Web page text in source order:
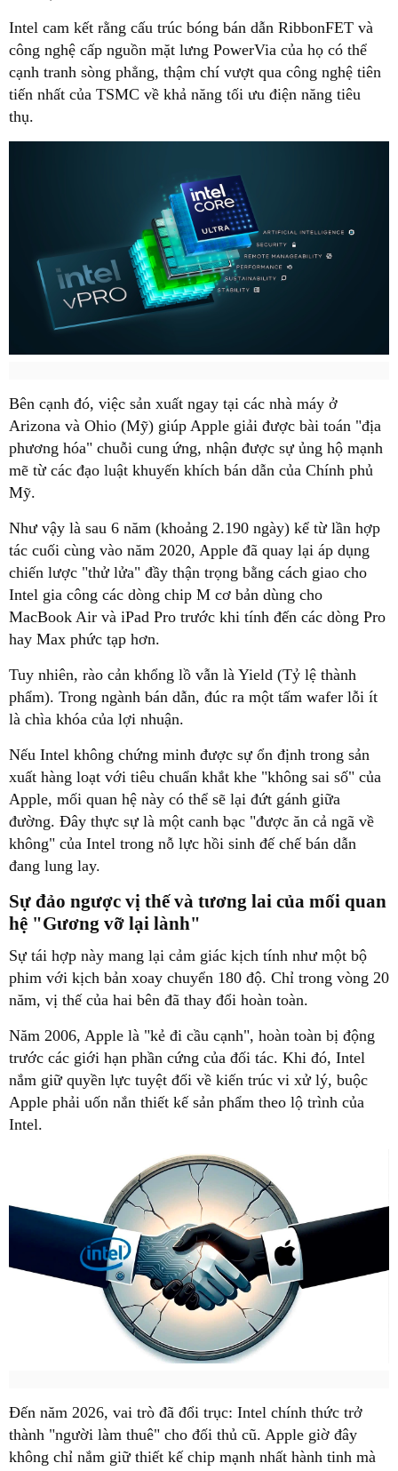
Intel cam kết rằng cấu trúc bóng bán dẫn RibbonFET và
công nghệ cấp nguồn mặt lưng PowerVia của họ có thể
cạnh tranh sòng phẳng, thậm chí vượt qua công nghệ tiên
tiến nhất của TSMC về khả năng tối ưu điện năng tiêu
thụ.
Bên cạnh đó, việc sản xuất ngay tại các nhà máy ở
Arizona và Ohio (Mỹ) giúp Apple giải được bài toán "địa
phương hóa" chuỗi cung ứng, nhận được sự ủng hộ mạnh
mẽ từ các đạo luật khuyến khích bán dẫn của Chính phủ
Mỹ.
Như vậy là sau 6 năm (khoảng 2.190 ngày) kể từ lần hợp
tác cuối cùng vào năm 2020, Apple đã quay lại áp dụng
chiến lược "thử lửa" đầy thận trọng bằng cách giao cho
Intel gia công các dòng chip M cơ bản dùng cho
MacBook Air và iPad Pro trước khi tính đến các dòng Pro
hay Max phức tạp hơn.
Tuy nhiên, rào cản khổng lồ vẫn là Yield (Tỷ lệ thành
phẩm). Trong ngành bán dẫn, đúc ra một tấm wafer lỗi ít
là chìa khóa của lợi nhuận.
Nếu Intel không chứng minh được sự ổn định trong sản
xuất hàng loạt với tiêu chuẩn khắt khe "không sai số" của
Apple, mối quan hệ này có thể sẽ lại đứt gánh giữa
đường. Đây thực sự là một canh bạc "được ăn cả ngã về
không" của Intel trong nỗ lực hồi sinh đế chế bán dẫn
đang lung lay.
Sự đảo ngược vị thế và tương lai của mối quan
hệ "Gương vỡ lại lành"
Sự tái hợp này mang lại cảm giác kịch tính như một bộ
phim với kịch bản xoay chuyển 180 độ. Chỉ trong vòng 20
năm, vị thế của hai bên đã thay đổi hoàn toàn.
Năm 2006, Apple là "kẻ đi cầu cạnh", hoàn toàn bị động
trước các giới hạn phần cứng của đối tác. Khi đó, Intel
nắm giữ quyền lực tuyệt đối về kiến trúc vi xử lý, buộc
Apple phải uốn nắn thiết kế sản phẩm theo lộ trình của
Intel.
Đến năm 2026, vai trò đã đổi trục: Intel chính thức trở
thành "người làm thuê" cho đối thủ cũ. Apple giờ đây
không chỉ nắm giữ thiết kế chip mạnh nhất hành tinh mà